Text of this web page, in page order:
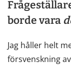
borde vara
Jag håller helt
försvenskning